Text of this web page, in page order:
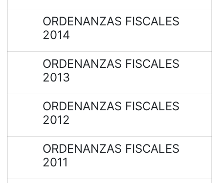
ORDENANZAS FISCALES
2014
ORDENANZAS FISCALES
2013
ORDENANZAS FISCALES
2012
ORDENANZAS FISCALES
2011